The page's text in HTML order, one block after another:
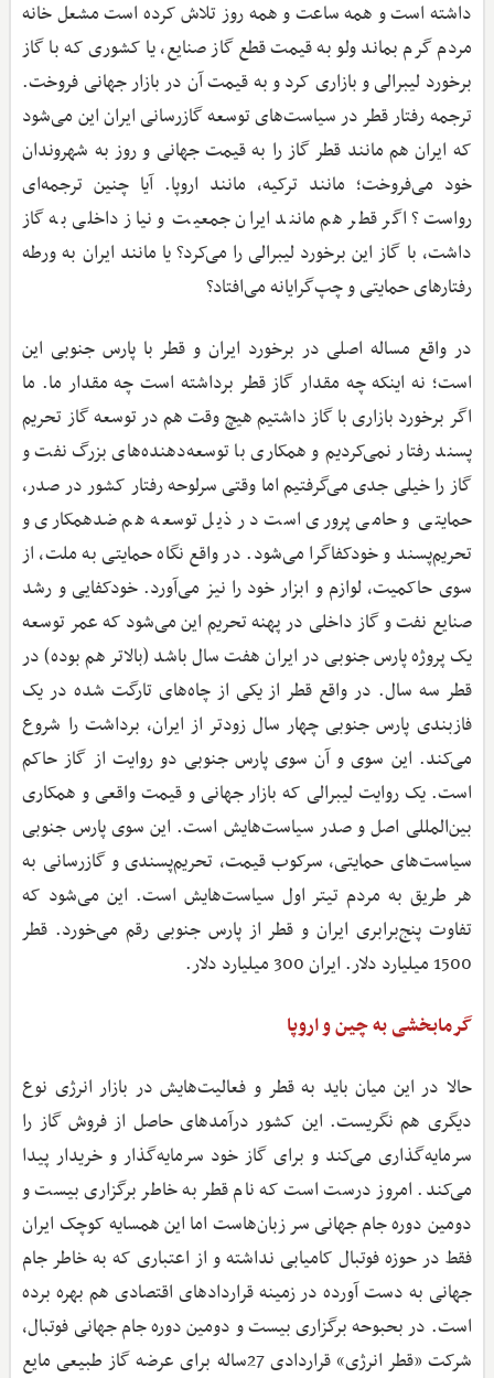
داشته است و همه ساعت و همه روز تلاش کرده است مشعل خانه
مردم گرم بماند ولو به قیمت قطع گاز صنایع، یا کشوری که با گاز
برخورد لیبرالی و بازاری کرد و به قیمت آن در بازار جهانی فروخت.
ترجمه رفتار قطر در سیاست‌های توسعه گازرسانی ایران این می‌شود
که ایران هم مانند قطر گاز را به قیمت جهانی و روز به شهروندان
خود می‌فروخت؛ مانند ترکیه، مانند اروپا. آیا چنین ترجمه‌ای
رواست؟ اگر قطر هم مانند ایران جمعیت و نیاز داخلی به گاز
داشت، با گاز این برخورد لیبرالی را می‌کرد؟ یا مانند ایران به ورطه
رفتارهای حمایتی و چپ‌گرایانه می‌افتاد؟
در واقع مساله اصلی در برخورد ایران و قطر با پارس جنوبی این
است؛ نه اینکه چه مقدار گاز قطر برداشته است چه مقدار ما. ما
اگر برخورد بازاری با گاز داشتیم هیچ وقت هم در توسعه گاز تحریم
پسند رفتار نمی‌کردیم و همکاری با توسعه‌دهنده‌های بزرگ نفت و
گاز را خیلی جدی می‌گرفتیم اما وقتی سرلوحه رفتار کشور در صدر،
حمایتی و حامی پروری است در ذیل توسعه هم ضدهمکاری و
تحریم‌پسند و خودکفاگرا می‌شود. در واقع نگاه حمایتی به ملت، از
سوی حاکمیت، لوازم و ابزار خود را نیز می‌آورد. خودکفایی و رشد
صنایع نفت و گاز داخلی در پهنه تحریم این می‌شود که عمر توسعه
یک پروژه پارس جنوبی در ایران هفت سال باشد (بالاتر هم بوده) در
قطر سه سال. در واقع قطر از یکی از چاه‌های تارگت شده در یک
فازبندی پارس جنوبی چهار سال زودتر از ایران، برداشت را شروع
می‌کند. این سوی و آن سوی پارس جنوبی دو روایت از گاز حاکم
است. یک روایت لیبرالی که بازار جهانی و قیمت واقعی و همکاری
بین‌المللی اصل و صدر سیاست‌هایش است. این سوی پارس جنوبی
سیاست‌های حمایتی، سرکوب قیمت، تحریم‌پسندی و گازرسانی به
هر طریق به مردم تیتر اول سیاست‌هایش است. این می‌شود که
تفاوت پنج‌برابری ایران و قطر از پارس جنوبی رقم می‌خورد. قطر
1500 میلیارد دلار. ایران 300 میلیارد دلار.
گرمابخشی به چین و اروپا
حالا در این میان باید به قطر و فعالیت‌هایش در بازار انرژی نوع
دیگری هم نگریست. این کشور درآمدهای حاصل از فروش گاز را
سرمایه‌گذاری می‌کند و برای گاز خود سرمایه‌گذار و خریدار پیدا
می‌کند. امروز درست است که نام قطر به خاطر برگزاری بیست و
دومین دوره جام جهانی سر زبان‌هاست اما این همسایه کوچک ایران
فقط در حوزه فوتبال کامیابی نداشته و از اعتباری که به خاطر جام
جهانی به دست آورده در زمینه قراردادهای اقتصادی هم بهره برده
است. در بحبوحه برگزاری بیست و دومین دوره جام جهانی فوتبال،
شرکت «قطر انرژی» قراردادی 27ساله برای عرضه گاز طبیعی مایع